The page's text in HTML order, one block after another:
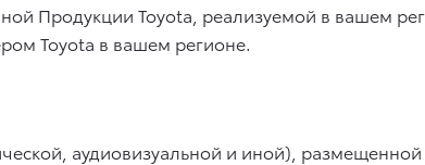
Продукции Toyota, реализуемой в вашем
Toyota в вашем регионе.
аудиовизуальной и иной),